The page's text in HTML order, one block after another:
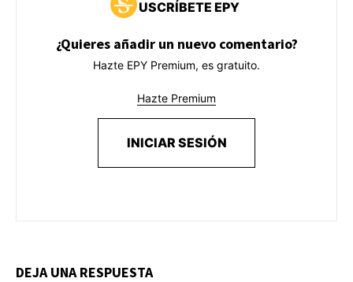
USCRÍBETE EPY
¿Quieres añadir un nuevo comentario?
Hazte EPY Premium, es gratuito.
Hazte Premium
INICIAR SESIÓN
DEJA UNA RESPUESTA